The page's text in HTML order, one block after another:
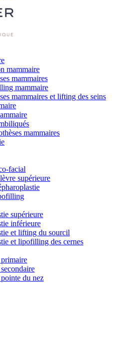
mammaire
mammaires
mammaire
mammaires et lifting des seins
mammaires
facial
supérieure
supérieure
inférieure
et lifting du sourcil
et lipofilling des cernes
du nez